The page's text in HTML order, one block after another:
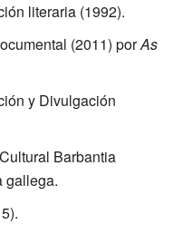
literaria (1992).
(2011) porAs
y Divulgación
Barbantia
gallega.